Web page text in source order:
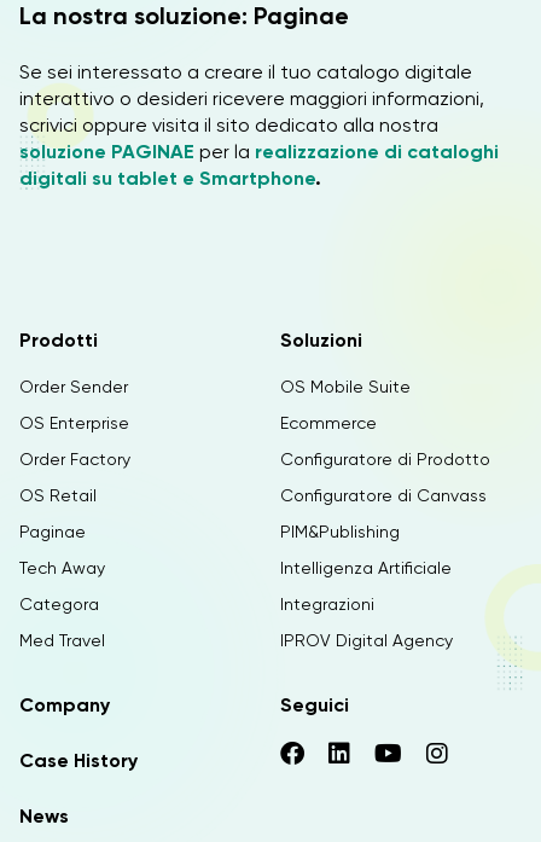
La nostra soluzione: Paginae
Se sei interessato a creare il tuo catalogo digitale
interattivo o desideri ricevere maggiori informazioni,
scrivici oppure visita il sito dedicato alla nostra
soluzione PAGINAE per la realizzazione di cataloghi
digitali su tablet e Smartphone.
Prodotti
Order Sender
OS Enterprise
Order Factory
OS Retail
Paginae
Tech Away
Categora
Med Travel
Soluzioni
OS Mobile Suite
Ecommerce
Configuratore di Prodotto
Configuratore di Canvass
PIM&Publishing
Intelligenza Artificiale
Integrazioni
IPROV Digital Agency
Company
Case History
News
Seguici